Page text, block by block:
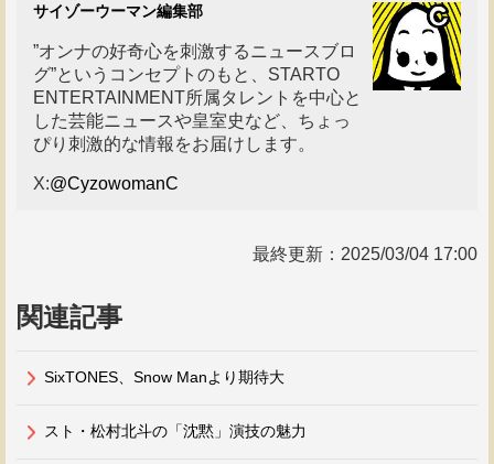
サイゾーウーマン編集部
”オンナの好奇心を刺激するニュースブロ
グ”というコンセプトのもと、STARTO
ENTERTAINMENT所属タレントを中心と
した芸能ニュースや皇室史など、ちょっ
ぴり刺激的な情報をお届けします。
X:@CyzowomanC
最終更新： 2025/03/04 17:00
関連記事
SixTONES、Snow Manより期待大
スト・松村北斗の「沈黙」演技の魅力